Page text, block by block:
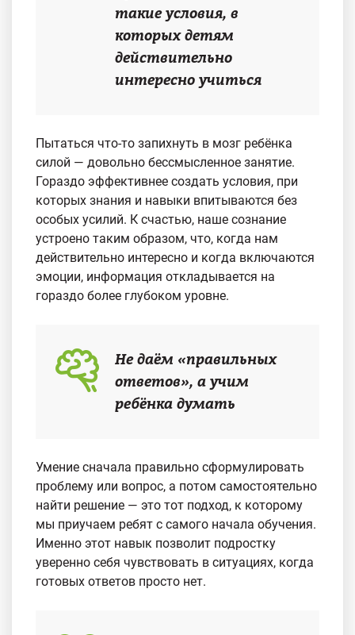
такие условия, в
которых детям
действительно
интересно учиться
Пытаться что-то запихнуть в мозг ребёнка
силой — довольно бессмысленное занятие.
Гораздо эффективнее создать условия, при
которых знания и навыки впитываются без
особых усилий. К счастью, наше сознание
устроено таким образом, что, когда нам
действительно интересно и когда включаются
эмоции, информация откладывается на
гораздо более глубоком уровне.
Не даём «правильных
ответов», а учим
ребёнка думать
Умение сначала правильно сформулировать
проблему или вопрос, а потом самостоятельно
найти решение — это тот подход, к которому
мы приучаем ребят с самого начала обучения.
Именно этот навык позволит подростку
уверенно себя чувствовать в ситуациях, когда
готовых ответов просто нет.